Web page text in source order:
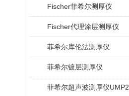
Fischer菲希尔测厚仪
Fischer代理涂层测厚仪
菲希尔库伦法测厚仪
菲希尔镀层测厚仪